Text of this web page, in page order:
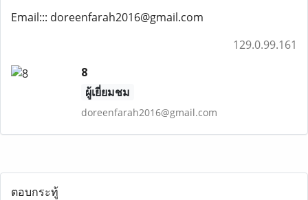
Email::: doreenfarah2016@gmail.com
129.0.99.161
8
ผู้เยี่ยมชม
doreenfarah2016@gmail.com
ตอบกระทู้